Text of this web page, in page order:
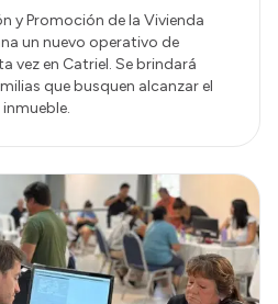
y Promoción de la Vivienda
un nuevo operativo de
vez en Catriel. Se brindará
que busquen alcanzar el